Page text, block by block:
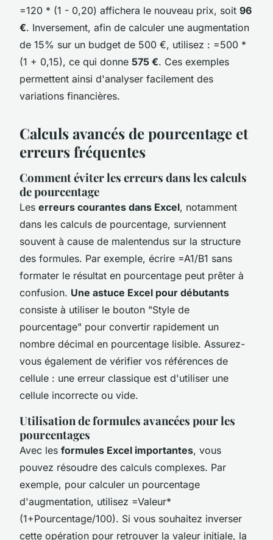
=120 * (1 - 0,20) affichera le nouveau prix, soit 96
€. Inversement, afin de calculer une augmentation
de 15% sur un budget de 500 €, utilisez : =500 *
(1 + 0,15), ce qui donne 575 €. Ces exemples
permettent ainsi d'analyser facilement des
variations financières.
Calculs avancés de pourcentage et
erreurs fréquentes
Comment éviter les erreurs dans les calculs
de pourcentage
Les erreurs courantes dans Excel, notamment
dans les calculs de pourcentage, surviennent
souvent à cause de malentendus sur la structure
des formules. Par exemple, écrire =A1/B1 sans
formater le résultat en pourcentage peut prêter à
confusion. Une astuce Excel pour débutants
consiste à utiliser le bouton "Style de
pourcentage" pour convertir rapidement un
nombre décimal en pourcentage lisible. Assurez-
vous également de vérifier vos références de
cellule : une erreur classique est d'utiliser une
cellule incorrecte ou vide.
Utilisation de formules avancées pour les
pourcentages
Avec les formules Excel importantes, vous
pouvez résoudre des calculs complexes. Par
exemple, pour calculer un pourcentage
d'augmentation, utilisez =Valeur*
(1+Pourcentage/100). Si vous souhaitez inverser
cette opération pour retrouver la valeur initiale, la